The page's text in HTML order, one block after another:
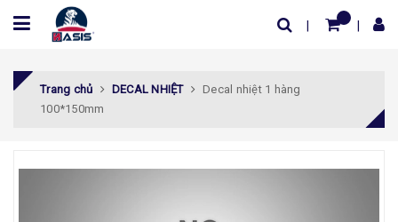
Trang chủ DECAL NHIỆT
Decal nhiệt 1 hàng
100*150mm